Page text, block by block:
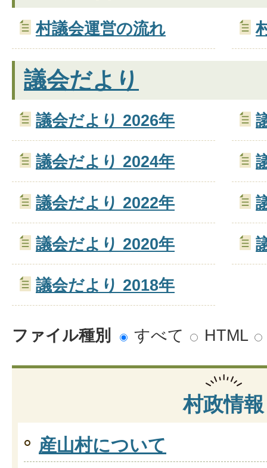
村議会運営の流れ
議会だより
議会だより 2026年
議会だより 2024年
議会だより 2022年
議会だより 2020年
議会だより 2018年
ファイル種別 すべて HTML
村政情報
産山村について